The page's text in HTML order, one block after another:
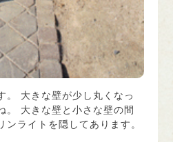
。 大きな壁が少し丸くなっ
。 大きな壁と小さな壁の間
ンライトを隠してあります。